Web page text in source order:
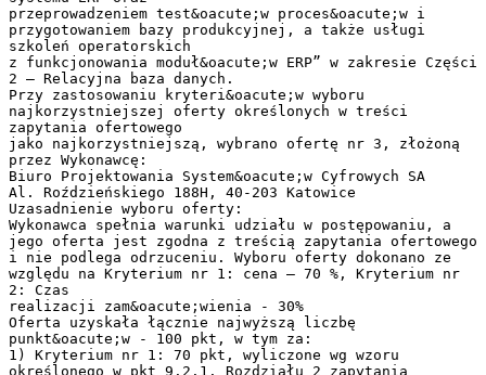
przeprowadzeniem test&oacute;w proces&oacute;w i
przygotowaniem bazy produkcyjnej, a także usługi
szkoleń operatorskich
z funkcjonowania moduł&oacute;w ERP” w zakresie Części
2 – Relacyjna baza danych.
Przy zastosowaniu kryteri&oacute;w wyboru
najkorzystniejszej oferty określonych w treści
zapytania ofertowego
jako najkorzystniejszą, wybrano ofertę nr 3, złożoną
przez Wykonawcę:
Biuro Projektowania System&oacute;w Cyfrowych SA
Al. Roździeńskiego 188H, 40-203 Katowice
Uzasadnienie wyboru oferty:
Wykonawca spełnia warunki udziału w postępowaniu, a
jego oferta jest zgodna z treścią zapytania ofertowego
i nie podlega odrzuceniu. Wyboru oferty dokonano ze
względu na Kryterium nr 1: cena – 70 %, Kryterium nr
2: Czas
realizacji zam&oacute;wienia - 30%
Oferta uzyskała łącznie najwyższą liczbę
punkt&oacute;w - 100 pkt, w tym za:
1) Kryterium nr 1: 70 pkt, wyliczone wg wzoru
określonego w pkt 9.2.1. Rozdziału 2 zapytania